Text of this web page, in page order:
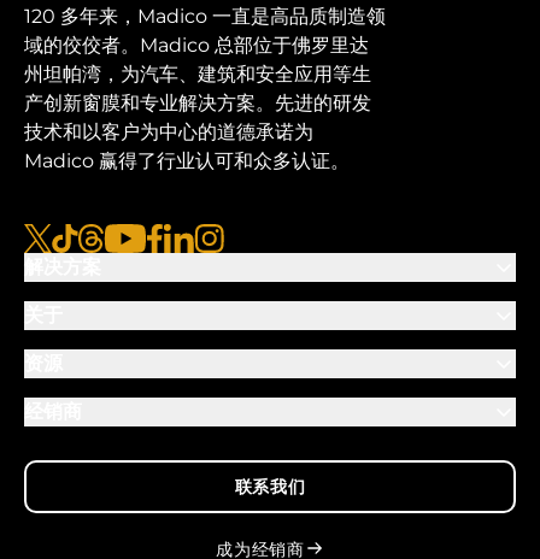
120 多年来，Madico 一直是高品质制造领
域的佼佼者。Madico 总部位于佛罗里达
州坦帕湾，为汽车、建筑和安全应用等生
产创新窗膜和专业解决方案。先进的研发
技术和以客户为中心的道德承诺为
Madico 赢得了行业认可和众多认证。
联系我们
成为经销商